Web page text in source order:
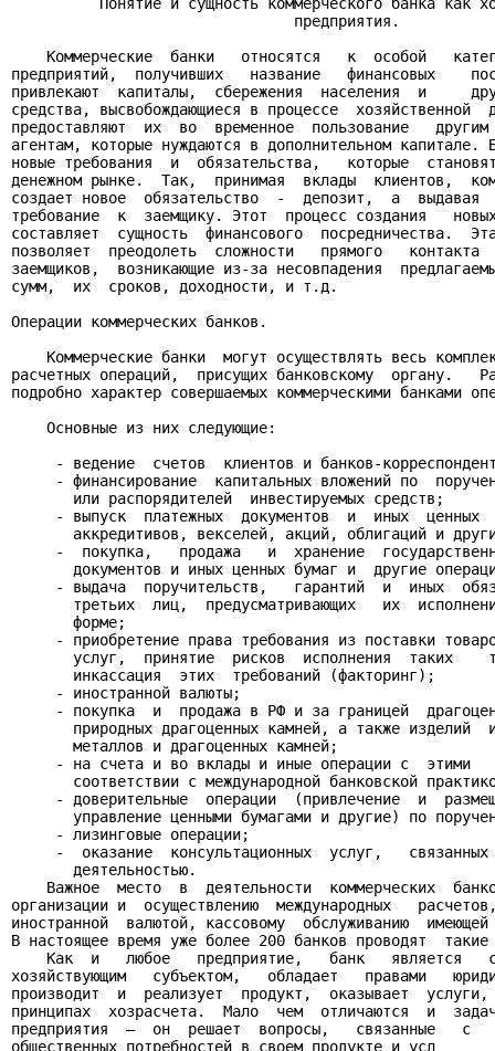
                                предприятия.
Коммерческие  банки   относятся   к  особой
предприятий,  получивших   название   финансовых
привлекают  капиталы,  сбережения  населения  и
средства, высвобождающиеся в процессе  хозяйственной
предоставляют  их  во  временное  пользование   другим
агентам, которые нуждаются в дополнительном капитале.
новые требования  и  обязательства,   которые
денежном рынке.  Так,  принимая  вклады  клиентов,
создает новое  обязательство  -  депозит,  а
требование  к  заемщику. Этот  процесс создания
составляет  сущность  финансового  посредничества.
позволяет  преодолеть  сложности   прямого   контакта
заемщиков,  возникающие из-за несовпадения
сумм,  их  сроков, доходности, и т.д.
Операции коммерческих банков.
Коммерческие банки  могут осуществлять весь
расчетных операций,  присущих банковскому  органу.
подробно характер совершаемых коммерческими банками
    Основные из них следующие:
- ведение  счетов  клиентов и банков-
- финансирование  капитальных вложений по
       или распорядителей  инвестируемых средств;
- выпуск  платежных  документов  и  иных  ценных
аккредитивов, векселей, акций, облигаций и
-  покупка,   продажа   и  хранение
документов и иных ценных бумаг и  другие
- выдача  поручительств,   гарантий  и  иных
третьих  лиц,  предусматривающих   их
       форме;
- приобретение права требования из поставки
услуг,  принятие  рисков  исполнения  таких
       инкассация  этих  требований (факторинг);
     - иностранной валюты;
- покупка  и  продажа в РФ и за границей
природных драгоценных камней, а также изделий
       металлов и драгоценных камней;
- на счета и во вклады и иные операции с  этими
соответствии с международной банковской
- доверительные  операции  (привлечение  и
управление ценными бумагами и другие) по
     - лизинговые операции;
-  оказание  консультационных  услуг,   связанных
       деятельностью.
Важное  место  в  деятельности  коммерческих
организации и  осуществлению  международных
иностранной  валютой, кассовому  обслуживанию
В настоящее время уже более 200 банков проводят  такие
Как  и   любое   предприятие,   банк   является
хозяйствующим   субъектом,   обладает   правами
производит  и  реализует  продукт,  оказывает
принципах  хозрасчета.  Мало  чем  отличаются  и
предприятия  —  он  решает  вопросы,   связанные   с
общественных потребностей в своем продукте и усл